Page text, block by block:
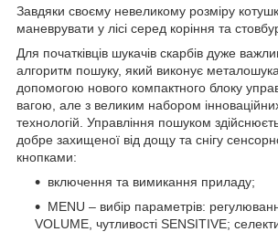
Завдяки своєму невеликому розміру
маневрувати у лісі серед коріння та
Для початківців шукачів скарбів дуже
алгоритм пошуку, який виконує
допомогою нового компактного блоку
вагою, але з великим набором
технологій. Управління пошуком
добре захищеної від дощу та снігу
кнопками:
включення та вимикання приладу;
MENU – вибір параметрів:
VOLUME, чутливості SENSITIVE;